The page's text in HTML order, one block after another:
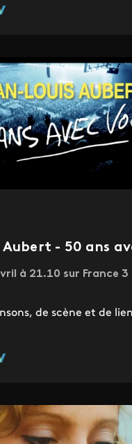
- 50 ans
à 21.10 sur France 3
de scène et de